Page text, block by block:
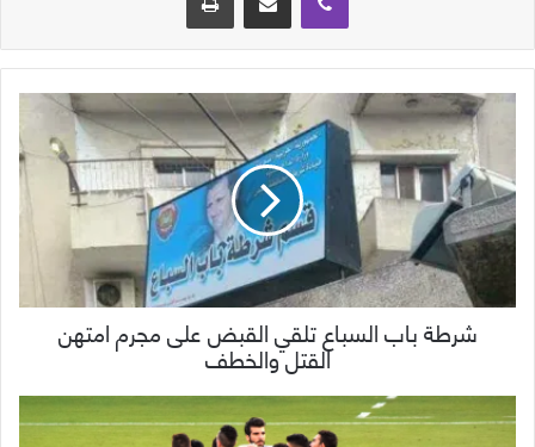
شرطة باب السباع تلقي القبض على مجرم امتهن
القتل والخطف